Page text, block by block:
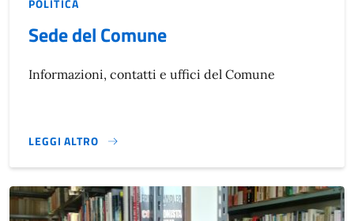
Sede del Comune
Informazioni, contatti e uffici del Comune
LEGGI ALTRO
}